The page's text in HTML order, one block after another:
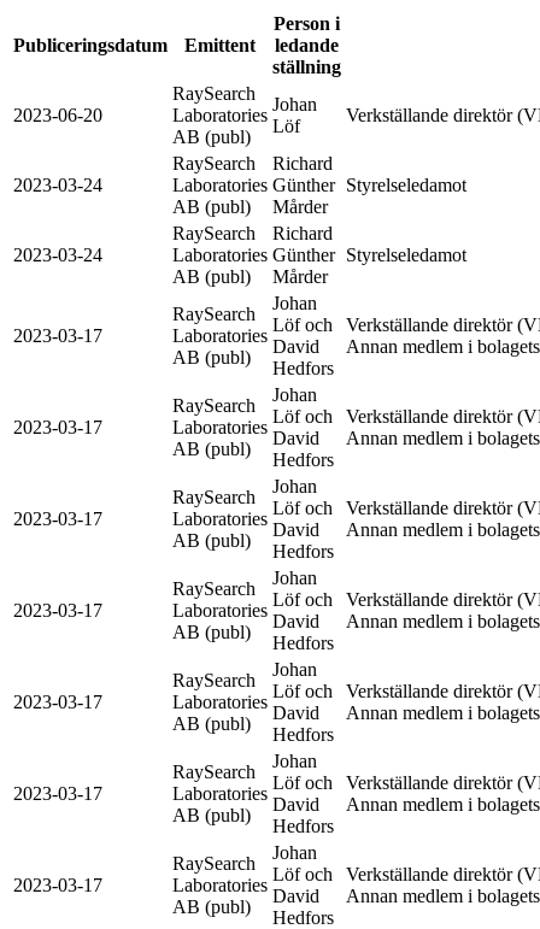
Publiceringsdatum Emittent
Person i
ledande
ställning
2023-06-20
RaySearch
Laboratories
AB (publ)
Johan
Löf
Verkställande direktör
2023-03-24
RaySearch
Laboratories
AB (publ)
Richard
Günther
Mårder
Styrelseledamot
2023-03-24
RaySearch
Laboratories
AB (publ)
Richard
Günther
Mårder
Styrelseledamot
2023-03-17
RaySearch
Laboratories
AB (publ)
Johan
Löf och
David
Hedfors
Verkställande direktör
Annan medlem i
2023-03-17
RaySearch
Laboratories
AB (publ)
Johan
Löf och
David
Hedfors
Verkställande direktör
Annan medlem i
2023-03-17
RaySearch
Laboratories
AB (publ)
Johan
Löf och
David
Hedfors
Verkställande direktör
Annan medlem i
2023-03-17
RaySearch
Laboratories
AB (publ)
Johan
Löf och
David
Hedfors
Verkställande direktör
Annan medlem i
2023-03-17
RaySearch
Laboratories
AB (publ)
Johan
Löf och
David
Hedfors
Verkställande direktör
Annan medlem i
2023-03-17
RaySearch
Laboratories
AB (publ)
Johan
Löf och
David
Hedfors
Verkställande direktör
Annan medlem i
2023-03-17
RaySearch
Laboratories
AB (publ)
Johan
Löf och
David
Hedfors
Verkställande direktör
Annan medlem i